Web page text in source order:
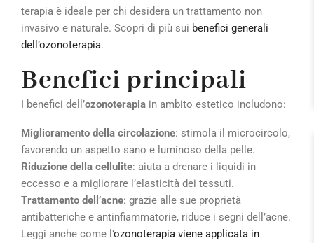
terapia è ideale per chi desidera un trattamento non
invasivo e naturale. Scopri di più sui benefici generali
dell’ozonoterapia.
Benefici principali
I benefici dell’ozonoterapia in ambito estetico includono:
Miglioramento della circolazione: stimola il microcircolo,
favorendo un aspetto sano e luminoso della pelle.
Riduzione della cellulite: aiuta a drenare i liquidi in
eccesso e a migliorare l’elasticità dei tessuti.
Trattamento dell’acne: grazie alle sue proprietà
antibatteriche e antinfiammatorie, riduce i segni dell’acne.
Leggi anche come l’ozonoterapia viene applicata in